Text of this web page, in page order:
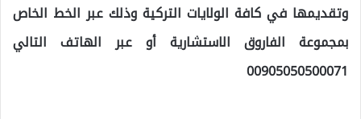
وتقديمها في كافة الولايات التركية وذلك عبر الخط الخاص
بمجموعة الفاروق الاستشارية أو عبر الهاتف التالي
00905050500071